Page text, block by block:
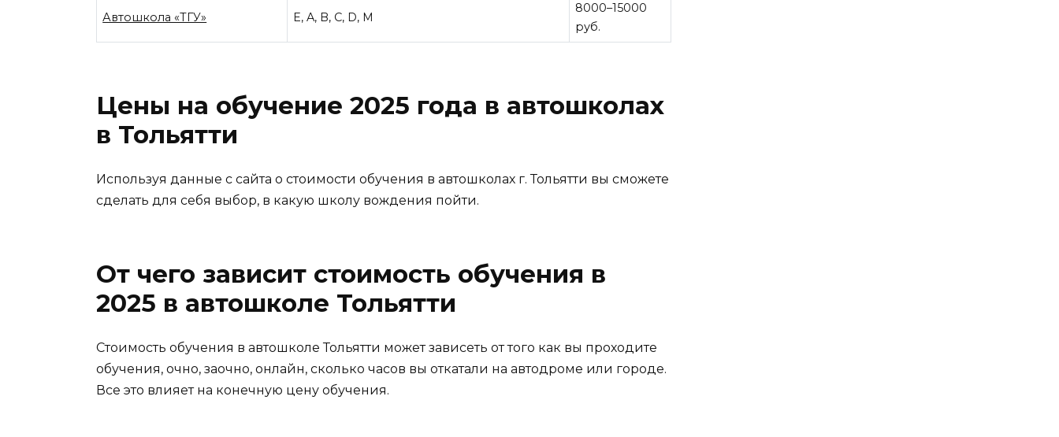
Автошкола «ТГУ» E, A, B, C, D, M
8000–15000
руб.
Цены на обучение 2025 года в автошколах
в Тольятти
Используя данные с сайта о стоимости обучения в автошколах г. Тольятти вы сможете
сделать для себя выбор, в какую школу вождения пойти.
От чего зависит стоимость обучения в
2025 в автошколе Тольятти
Стоимость обучения в автошколе Тольятти может зависеть от того как вы проходите
обучения, очно, заочно, онлайн, сколько часов вы откатали на автодроме или городе.
Все это влияет на конечную цену обучения.